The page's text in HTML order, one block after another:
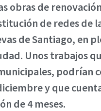
obras de
de redes de
de Santiago, en
Unos trabajos
podrían
y que
de 4 meses.